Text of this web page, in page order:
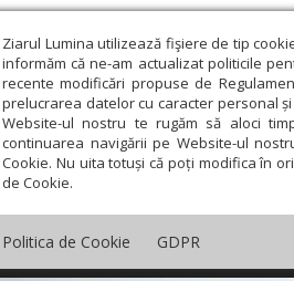
Ziarul Lumina utilizează fişiere de tip
informăm că ne-am actualizat politicile
recente modificări propuse de
prelucrarea datelor cu caracter personal
Website-ul nostru te rugăm să aloci
continuarea navigării pe Website-ul
Cookie. Nu uita totuși că poți modifica în
de Cookie.
Politica de Cookie GDPR